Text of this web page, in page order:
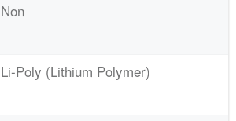
Non
Li-Poly (Lithium Polymer)